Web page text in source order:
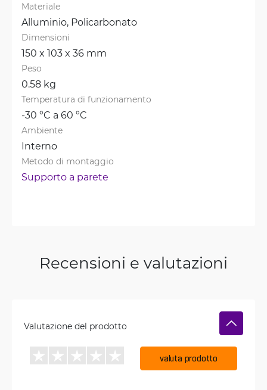
Materiale
Alluminio, Policarbonato
Dimensioni
150 x 103 x 36 mm
Peso
0.58 kg
Temperatura di funzionamento
-30 °C a 60 °C
Ambiente
Interno
Metodo di montaggio
Supporto a parete
Recensioni e valutazioni
Valutazione del prodotto
valuta prodotto